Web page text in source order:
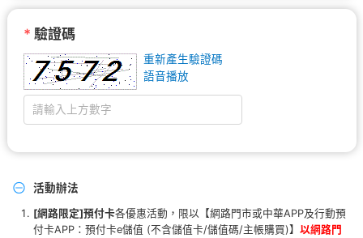
* 驗證碼
重新產生驗證碼
語音播放
活動辦法
[網路限定]預付卡各優惠活動，限以【網路門市或中華APP及行動預
付卡APP：預付卡e儲值 (不含儲值卡/儲值碼/主帳購買)】 以網路門